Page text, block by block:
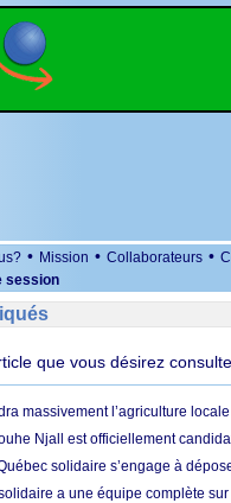
• Mission • Collaborateurs •
session
que vous désirez
massivement l’agriculture
Njall est officiellement
solidaire s’engage à
a une équipe complète